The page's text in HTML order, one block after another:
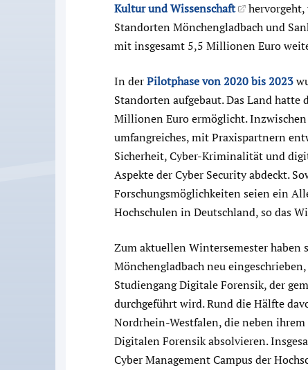
Kultur und Wissenschaft
Standorten Mönchengladbach und
mit insgesamt 5,5 Millionen Euro
In derPilotphase von 2020 bis 2023
Standorten aufgebaut. Das Land
Millionen Euro ermöglicht.
umfangreiches, mit Praxispartnern
Sicherheit, Cyber-Kriminalität und
Aspekte der Cyber Security abdeckt.
Forschungsmöglichkeiten seien ein
Hochschulen in Deutschland, so das
Zum aktuellen Wintersemester haben
Mönchengladbach neu
Studiengang Digitale Forensik, der
durchgeführt wird. Rund die Hälfte
Nordrhein-Westfalen, die neben
Digitalen Forensik absolvieren.
Cyber Management Campus der